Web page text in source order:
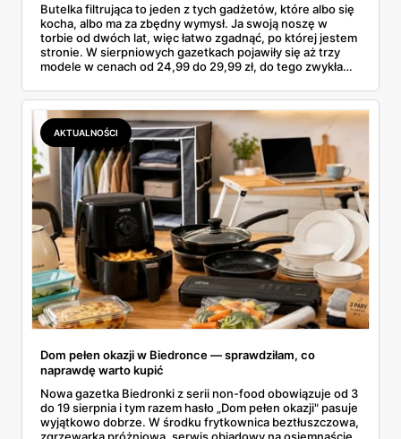
Butelka filtrująca to jeden z tych gadżetów, które albo się
kocha, albo ma za zbędny wymysł. Ja swoją noszę w
torbie od dwóch lat, więc łatwo zgadnąć, po której jestem
stronie. W sierpniowych gazetkach pojawiły się aż trzy
modele w cenach od 24,99 do 29,99 zł, do tego zwykła
wszystkie oferty i policzyłam, kiedy taki zakup faktycznie
się opłaca.
AKTUALNOŚCI
Dom pełen okazji w Biedronce — sprawdziłam, co
naprawdę warto kupić
Nowa gazetka Biedronki z serii non-food obowiązuje od 3
do 19 sierpnia i tym razem hasło „Dom pełen okazji" pasuje
wyjątkowo dobrze. W środku frytkownica beztłuszczowa,
zgrzewarka próżniowa, serwis obiadowy na osiemnaście